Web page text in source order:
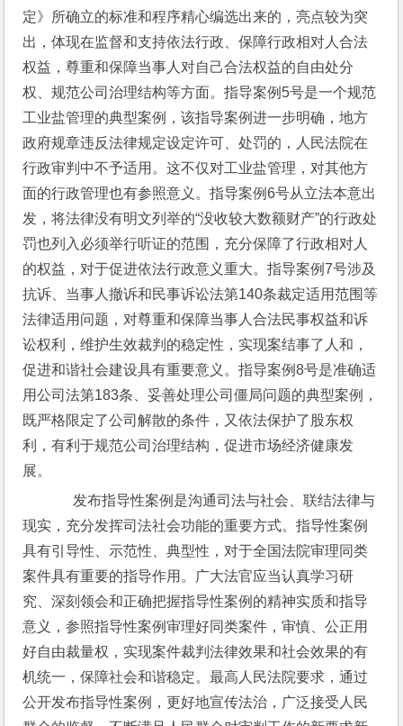
定》所确立的标准和程序精心编选出来的，亮点较为突
出，体现在监督和支持依法行政、保障行政相对人合法
权益，尊重和保障当事人对自己合法权益的自由处分
权、规范公司治理结构等方面。指导案例5号是一个规范
工业盐管理的典型案例，该指导案例进一步明确，地方
政府规章违反法律规定设定许可、处罚的，人民法院在
行政审判中不予适用。这不仅对工业盐管理，对其他方
面的行政管理也有参照意义。指导案例6号从立法本意出
发，将法律没有明文列举的“没收较大数额财产”的行政处
罚也列入必须举行听证的范围，充分保障了行政相对人
的权益，对于促进依法行政意义重大。指导案例7号涉及
抗诉、当事人撤诉和民事诉讼法第140条裁定适用范围等
法律适用问题，对尊重和保障当事人合法民事权益和诉
讼权利，维护生效裁判的稳定性，实现案结事了人和，
促进和谐社会建设具有重要意义。指导案例8号是准确适
用公司法第183条、妥善处理公司僵局问题的典型案例，
既严格限定了公司解散的条件，又依法保护了股东权
利，有利于规范公司治理结构，促进市场经济健康发
展。
发布指导性案例是沟通司法与社会、联结法律与
现实，充分发挥司法社会功能的重要方式。指导性案例
具有引导性、示范性、典型性，对于全国法院审理同类
案件具有重要的指导作用。广大法官应当认真学习研
究、深刻领会和正确把握指导性案例的精神实质和指导
意义，参照指导性案例审理好同类案件，审慎、公正用
好自由裁量权，实现案件裁判法律效果和社会效果的有
机统一，保障社会和谐稳定。最高人民法院要求，通过
公开发布指导性案例，更好地宣传法治，广泛接受人民